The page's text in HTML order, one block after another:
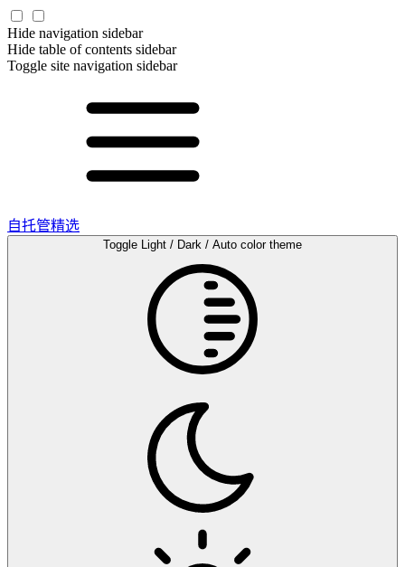
Hide navigation sidebar
Hide table of contents sidebar
Toggle site navigation sidebar
自托管精选
Toggle Light / Dark / Auto color theme